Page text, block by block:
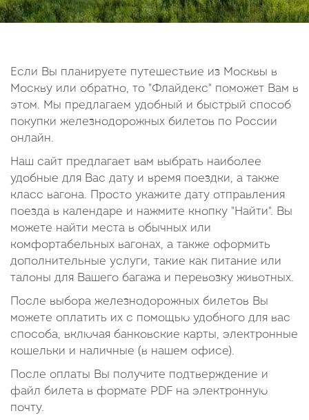
Если Вы планируете путешествие из Москвы в
Москву или обратно, то "Флайдекс" поможет Вам в
этом. Мы предлагаем удобный и быстрый способ
покупки железнодорожных билетов по России
онлайн.
Наш сайт предлагает вам выбрать наиболее
удобные для Вас дату и время поездки, а также
класс вагона. Просто укажите дату отправления
поезда в календаре и нажмите кнопку "Найти". Вы
можете найти места в обычных или
комфортабельных вагонах, а также оформить
дополнительные услуги, такие как питание или
талоны для Вашего багажа и перевозку животных.
После выбора железнодорожных билетов Вы
можете оплатить их с помощью удобного для вас
способа, включая банковские карты, электронные
кошельки и наличные (в нашем офисе).
После оплаты Вы получите подтверждение и
файл билета в формате PDF на электронную
почту.
14
15 16 17 18 19
20
Октябрь 2026
5
6 7 8 9 10
11
12
13 14 15 16 17
18
19
20 21 22 23
31